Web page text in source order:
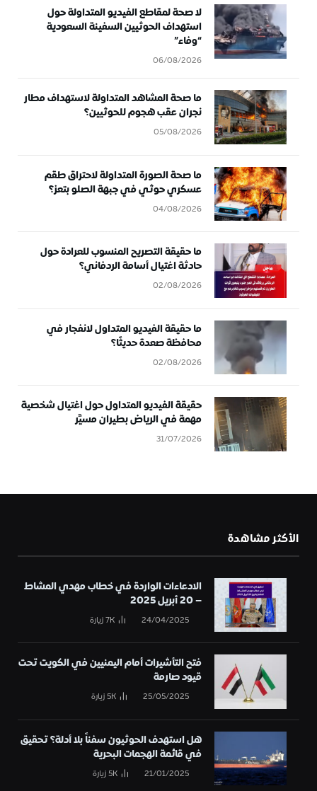
لا صحة لمقاطع الفيديو المتداولة حول
استهداف الحوثيين السفينة السعودية
“وفاء”
06/08/2026
ما صحة المشاهد المتداولة لاستهداف مطار
نجران عقب هجوم للحوثيين؟
05/08/2026
ما صحة الصورة المتداولة لاحتراق طقم
عسكري حوثي في جبهة الصلو بتعز؟
04/08/2026
ما حقيقة التصريح المنسوب للعرادة حول
حادثة اغتيال أسامة الردفاني؟
02/08/2026
ما حقيقة الفيديو المتداول لانفجار في
محافظة صعدة حديثًا؟
02/08/2026
حقيقة الفيديو المتداول حول اغتيال شخصية
مهمة في الرياض بطيران مسيَّر
31/07/2026
الأكثر مشاهدة
الادعاءات الواردة في خطاب مهدي المشاط
– 20 أبريل 2025
24/04/2025
7Kزيارة
فتح التأشيرات أمام اليمنيين في الكويت تحت
قيود صارمة
25/05/2025
5Kزيارة
هل استهدف الحوثيون سفناً بلا أدلة؟ تحقيق
في قائمة الهجمات البحرية
21/01/2025
5Kزيارة